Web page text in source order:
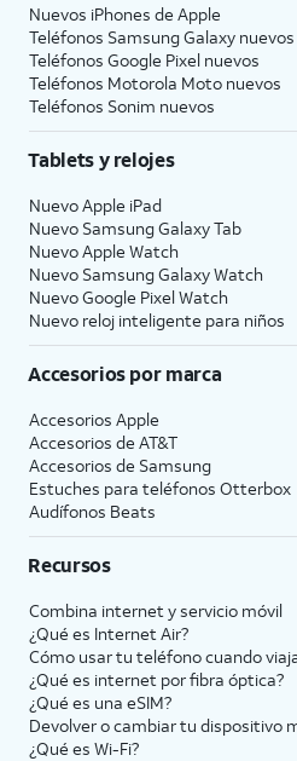
Nuevos iPhones de Apple
Teléfonos Samsung Galaxy nuevos
Teléfonos Google Pixel nuevos
Teléfonos Motorola Moto nuevos
Teléfonos Sonim nuevos
Tablets y relojes
Nuevo Apple iPad
Nuevo Samsung Galaxy Tab
Nuevo Apple Watch
Nuevo Samsung Galaxy Watch
Nuevo Google Pixel Watch
Nuevo reloj inteligente para niños
Accesorios por marca
Accesorios Apple
Accesorios de AT&T
Accesorios de Samsung
Estuches para teléfonos Otterbox
Audífonos Beats
Recursos
Combina internet y servicio móvil
¿Qué es Internet Air?
Cómo usar tu teléfono cuando
¿Qué es internet por fibra óptica?
¿Qué es una eSIM?
Devolver o cambiar tu dispositivo
¿Qué es Wi-Fi?